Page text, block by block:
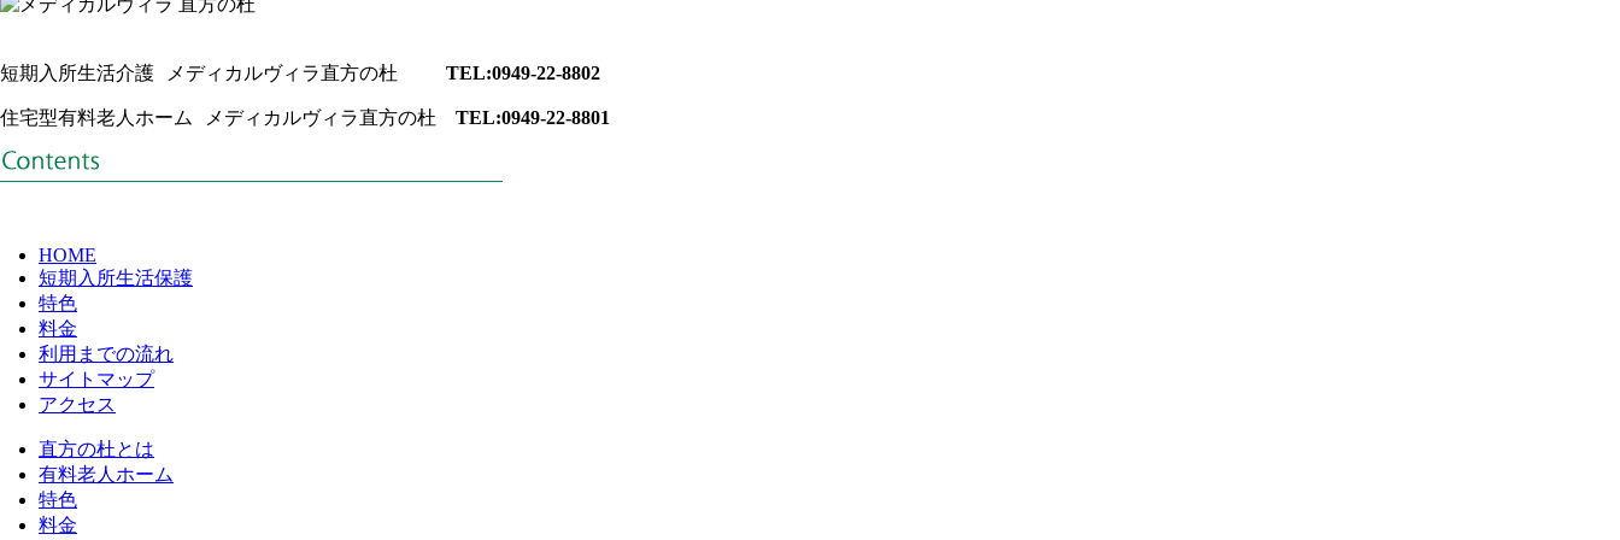
短期入所生活介護 メディカルヴィラ直方の杜 TEL:0949-22-8802
住宅型有料老人ホーム メディカルヴィラ直方の杜 TEL:0949-22-8801
HOME
短期入所生活保護
特色
料金
利用までの流れ
サイトマップ
アクセス
直方の杜とは
有料老人ホーム
特色
料金